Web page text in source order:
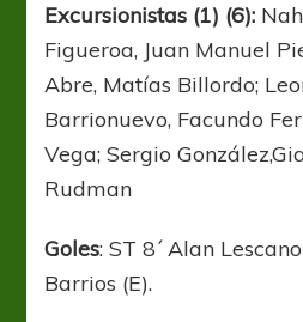
Excursionistas (1) (6):
Figueroa, Juan Manuel
Abre, Matías Billordo;
Barrionuevo, Facundo
Vega; Sergio
Rudman
Goles: ST 8´ Alan
Barrios (E).